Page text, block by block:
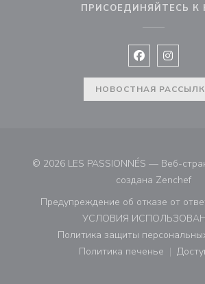
ПРИСОЕДИНЯЙТЕСЬ К
Facebook
НОВОСТНАЯ
© 2026 LES PASSIONNÉS — Веб-
создана Zenchef
Предупреждение об отказе от
УСЛОВИЯ
Политика защиты
Политика печенье
((открывается в